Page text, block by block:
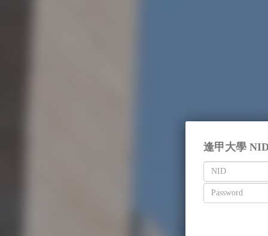
逢甲大學